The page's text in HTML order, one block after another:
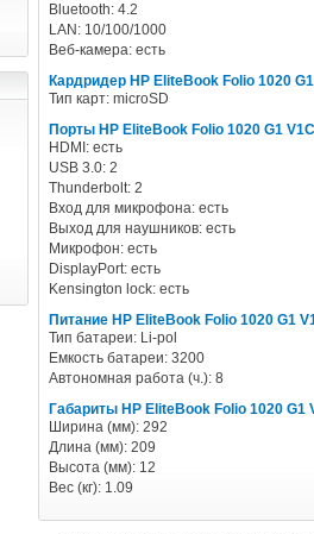
Bluetooth: 4.2
LAN: 10/100/1000
Веб-камера: есть
Кардридер HP EliteBook Folio 1020
Тип карт: microSD
Порты HP EliteBook Folio 1020 G1
HDMI: есть
USB 3.0: 2
Thunderbolt: 2
Вход для микрофона: есть
Выход для наушников: есть
Микрофон: есть
DisplayPort: есть
Kensington lock: есть
Питание HP EliteBook Folio 1020 G1
Тип батареи: Li-pol
Емкость батареи: 3200
Автономная работа (ч.): 8
Габариты HP EliteBook Folio 1020 G1
Ширина (мм): 292
Длина (мм): 209
Высота (мм): 12
Вес (кг): 1.09